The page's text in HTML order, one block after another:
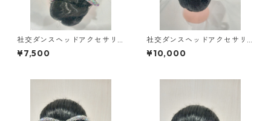
社交ダンスヘッドアクセサリ
ーHA-62小ダンスアクセサリ
ーベリーダンスブライダルア
¥7,500
社交ダンスヘッドアクセサリ
ーHA-54中ダンスアクセサリ
ーベリーダンスブライダルア
¥10,000